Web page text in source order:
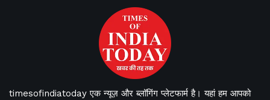
timesofindiatoday एक न्यूज़ और ब्लॉगिंग प्लेटफार्म है। यहां हम आपको